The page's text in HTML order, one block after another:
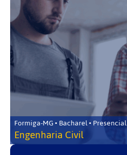
Formiga-MG • Bacharel • Presencial
Engenharia Civil